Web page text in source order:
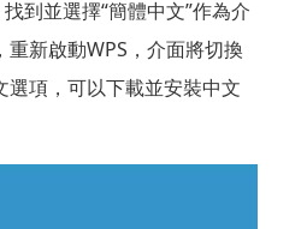
到並選擇“簡體中文”作為介
新啟動WPS，介面將切換
選項，可以下載並安裝中文